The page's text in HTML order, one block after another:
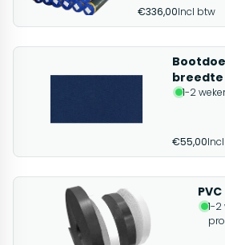
€336,00Incl btw
breedte
1-2
€55,00
1-